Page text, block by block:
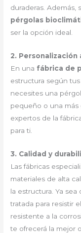
duraderas. Además,
pérgolas
ser la opción ideal.
2. Personalización
En una fábrica de
estructura según
necesites una
pequeño o una más
expertos de la
para ti.
3. Calidad y
Las fábricas
materiales de alta
la estructura. Ya
tratada para resistir
resistente a la
te ofrecerá la mejor